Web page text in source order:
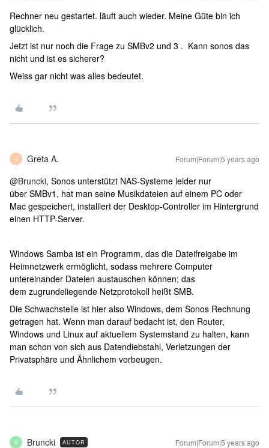
Rechner neu gestartet. läuft auch wieder. Meine Güte bin ich
glücklich.
Jetzt ist nur noch die Frage zu SMBv2 und 3 . Kann sonos das
nicht und ist es sicherer?
Weiss gar nicht was alles bedeutet.
G Greta A. Forum|Forum|5 years ago
@Bruncki, Sonos unterstützt NAS-Systeme leider nur
über SMBv1, hat man seine Musikdateien auf einem PC oder
Mac gespeichert, installiert der Desktop-Controller im Hintergrund
einen HTTP-Server.
Windows Samba ist ein Programm, das die Dateifreigabe im
Heimnetzwerk ermöglicht, sodass mehrere Computer
untereinander Dateien austauschen können; das
dem zugrundeliegende Netzprotokoll heißt SMB.
Die Schwachstelle ist hier also Windows, dem Sonos Rechnung
getragen hat. Wenn man darauf bedacht ist, den Router,
Windows und Linux auf aktuellem Systemstand zu halten, kann
man schon von sich aus Datendiebstahl, Verletzungen der
Privatsphäre und Ähnlichem vorbeugen.
B Bruncki AUTOR Forum|Forum|5 years ago